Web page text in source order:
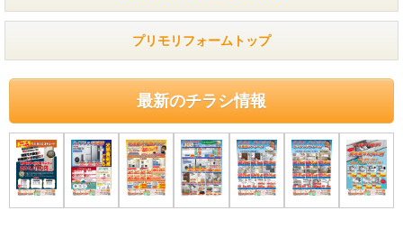
プリモリフォームトップ
最新のチラシ情報